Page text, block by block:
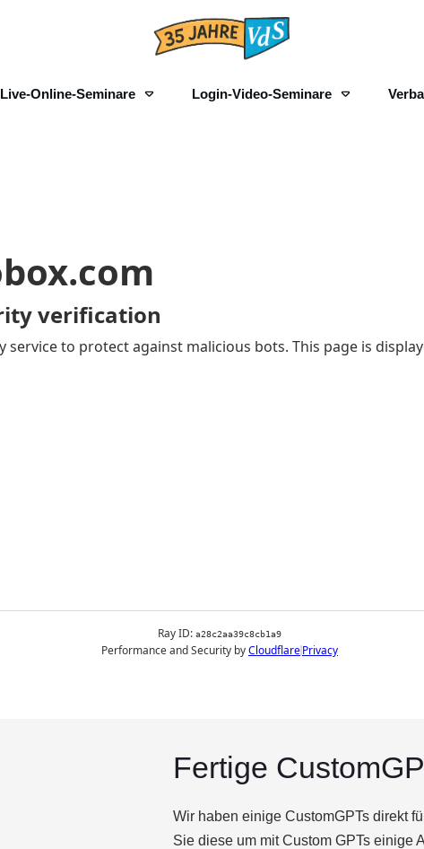
Live-Online-Seminare Login-Video-Seminare
Fertige
Wir haben einige CustomGPTs direkt
Sie diese um mit Custom GPTs einige